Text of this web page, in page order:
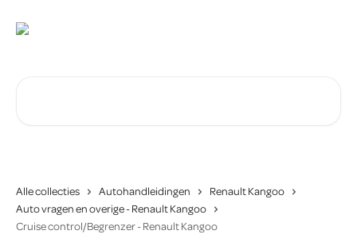
Alle collecties Autohandleidingen
Renault Kangoo
Auto vragen en overige - Renault Kangoo
Cruise control/Begrenzer - Renault Kangoo